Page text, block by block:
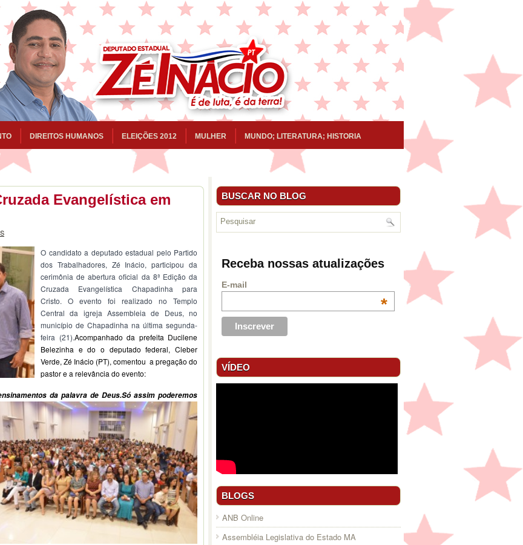
DIREITOS HUMANOS ELEIÇÕES 2012 MULHER MUNDO; LITERATURA; HISTORIA
Evangelística em
O candidato a deputado estadual pelo Partido
dos Trabalhadores, Zé Inácio, participou da
cerimônia de abertura oficial da 8ª Edição da
Cruzada Evangelística Chapadinha para
Cristo. O evento foi realizado no Templo
Central da igreja Assembleia de Deus, no
município de Chapadinha na última segunda-
feira (21).Acompanhado da prefeita Ducilene
Belezinha e do o deputado federal, Cleber
Verde, Zé Inácio (PT), comentou a pregação do
pastor e a relevância do evento:
amentos da palavra de Deus.Só assim poderemos
BUSCAR NO BLOG
Receba nossas atualizações
E-mail
*
VÍDEO
BLOGS
ANB Online
Assembléia Legislativa do Estado MA